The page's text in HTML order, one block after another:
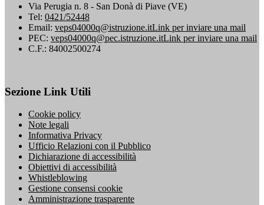
Via Perugia n. 8 - San Donà di Piave (VE)
Tel: 0421/52448
Email: veps04000q@istruzione.itLink per inviare una mail
PEC: veps04000q@pec.istruzione.itLink per inviare una mail
C.F.: 84002500274
Sezione Link Utili
Cookie policy
Note legali
Informativa Privacy
Ufficio Relazioni con il Pubblico
Dichiarazione di accessibilità
Obiettivi di accessibilità
Whistleblowing
Gestione consensi cookie
Amministrazione trasparente